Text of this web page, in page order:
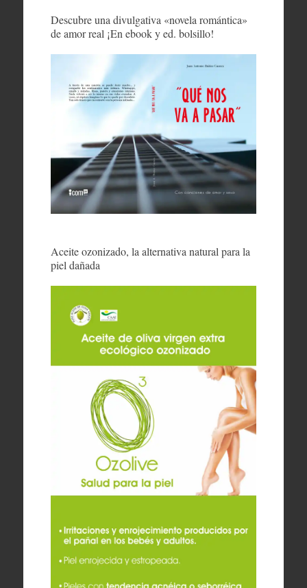
Descubre una divulgativa «novela romántica»
de amor real ¡En ebook y ed. bolsillo!
Aceite ozonizado, la alternativa natural para la
piel dañada